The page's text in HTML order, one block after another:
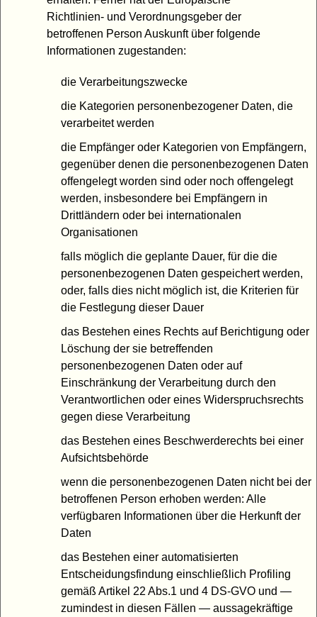
Richtlinien- und Verordnungsgeber der
betroffenen Person Auskunft über folgende
Informationen zugestanden:
die Verarbeitungszwecke
die Kategorien personenbezogener Daten, die
verarbeitet werden
die Empfänger oder Kategorien von Empfängern,
gegenüber denen die personenbezogenen Daten
offengelegt worden sind oder noch offengelegt
werden, insbesondere bei Empfängern in
Drittländern oder bei internationalen
Organisationen
falls möglich die geplante Dauer, für die die
personenbezogenen Daten gespeichert werden,
oder, falls dies nicht möglich ist, die Kriterien für
die Festlegung dieser Dauer
das Bestehen eines Rechts auf Berichtigung oder
Löschung der sie betreffenden
personenbezogenen Daten oder auf
Einschränkung der Verarbeitung durch den
Verantwortlichen oder eines Widerspruchsrechts
gegen diese Verarbeitung
das Bestehen eines Beschwerderechts bei einer
Aufsichtsbehörde
wenn die personenbezogenen Daten nicht bei der
betroffenen Person erhoben werden: Alle
verfügbaren Informationen über die Herkunft der
Daten
das Bestehen einer automatisierten
Entscheidungsfindung einschließlich Profiling
gemäß Artikel 22 Abs.1 und 4 DS-GVO und —
zumindest in diesen Fällen — aussagekräftige